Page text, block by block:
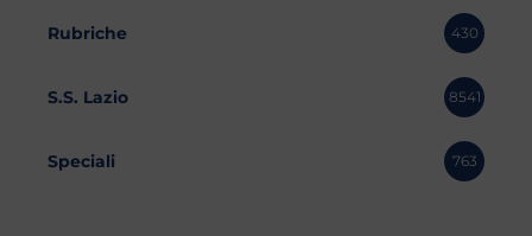
Rubriche 430
S.S. Lazio 8541
Speciali 763